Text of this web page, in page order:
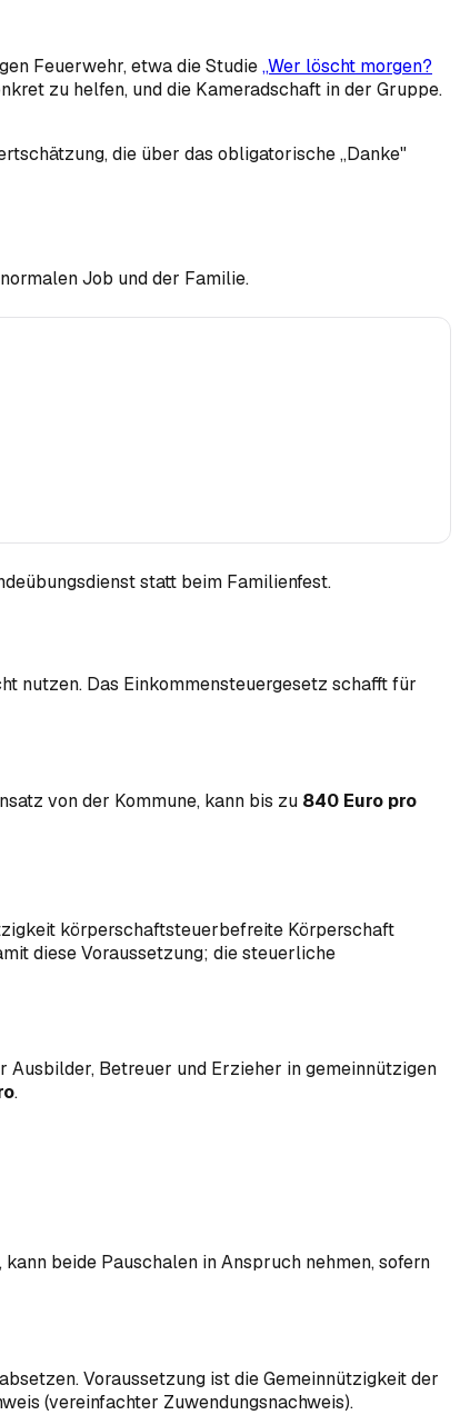
Feuerwehr, etwa die Studie„Wer löscht morgen?
zu helfen, und die Kameradschaft in der Gruppe.
die über das obligatorische „Danke"
Job und der Familie.
statt beim Familienfest.
nutzen. Das Einkommensteuergesetz schafft für
von der Kommune, kann bis zu 840 Euro pro
körperschaftsteuerbefreite Körperschaft
diese Voraussetzung; die steuerliche
Ausbilder, Betreuer und Erzieher in gemeinnützigen
.
beide Pauschalen in Anspruch nehmen, sofern
Voraussetzung ist die Gemeinnützigkeit der
(vereinfachter Zuwendungsnachweis).